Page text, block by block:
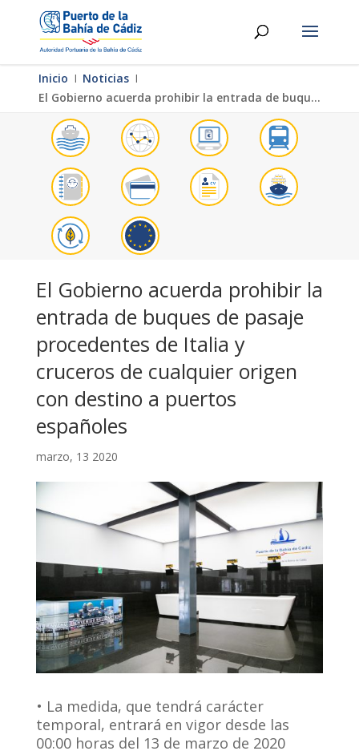
Inicio Ι Noticias Ι
El Gobierno acuerda prohibir la entrada de buques de pasaje procedentes de Italia y cruceros de cualquier origen con destino a puertos españoles
El Gobierno acuerda prohibir la
entrada de buques de pasaje
procedentes de Italia y
cruceros de cualquier origen
con destino a puertos
españoles
marzo, 13 2020
• La medida, que tendrá carácter
temporal, entrará en vigor desde las
00:00 horas del 13 de marzo de 2020